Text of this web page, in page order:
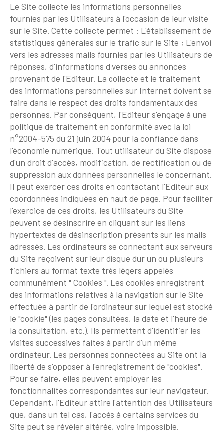
Le Site collecte les informations personnelles
fournies par les Utilisateurs à l'occasion de leur visite
sur le Site. Cette collecte permet : L'établissement de
statistiques générales sur le trafic sur le Site ; L'envoi
vers les adresses mails fournies par les Utilisateurs de
réponses, d'informations diverses ou annonces
provenant de l'Editeur. La collecte et le traitement
des informations personnelles sur Internet doivent se
faire dans le respect des droits fondamentaux des
personnes. Par conséquent, l'Editeur s'engage à une
politique de traitement en conformité avec la loi
n°2004-575 du 21 juin 2004 pour la confiance dans
l'économie numérique. Tout utilisateur du Site dispose
d'un droit d'accès, modification, de rectification ou de
suppression aux données personnelles le concernant.
Il peut exercer ces droits en contactant l'Editeur aux
coordonnées indiquées en haut de page. Pour faciliter
l'exercice de ces droits, les Utilisateurs du Site
peuvent se désinscrire en cliquant sur les liens
hypertextes de désinscription présents sur les mails
adressés. Les ordinateurs se connectant aux serveurs
du Site reçoivent sur leur disque dur un ou plusieurs
fichiers au format texte très légers appelés
communément " Cookies ". Les cookies enregistrent
des informations relatives à la navigation sur le Site
effectuée à partir de l'ordinateur sur lequel est stocké
le "cookie" (les pages consultées, la date et l'heure de
la consultation, etc.). Ils permettent d'identifier les
visites successives faites à partir d'un même
ordinateur. Les personnes connectées au Site ont la
liberté de s'opposer à l'enregistrement de "cookies".
Pour se faire, elles peuvent employer les
fonctionnalités correspondantes sur leur navigateur.
Cependant, l'Editeur attire l'attention des Utilisateurs
que, dans un tel cas, l'accès à certains services du
Site peut se révéler altérée, voire impossible.